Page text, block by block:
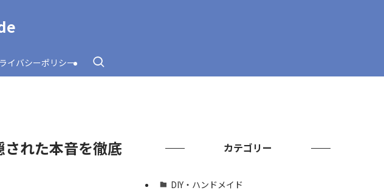
イバシーポリシー
れた本音を徹底
カテゴリー
DIY・ハンドメイド